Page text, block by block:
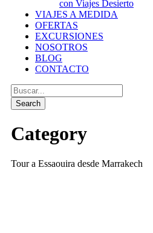
con Viajes Desierto
VIAJES A MEDIDA
OFERTAS
EXCURSIONES
NOSOTROS
BLOG
CONTACTO
Category
Tour a Essaouira desde Marrakech